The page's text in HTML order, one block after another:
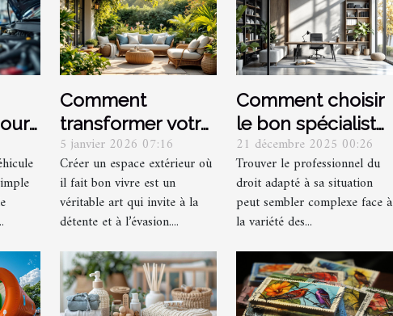
Comment
transformer votre
espace extérieur
en un havre de
paix ?
5 janvier 2026 07:16
Créer un espace extérieur où
il fait bon vivre est un
véritable art qui invite à la
détente et à l’évasion....
Comment choisir
le bon spécialiste
juridique selon
vos besoins ?
21 décembre 2025 00:26
Trouver le professionnel du
droit adapté à sa situation
peut sembler complexe face à
la variété des...